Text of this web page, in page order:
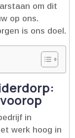
om dit
op ons.​
is ons doel.​
in
werk hoog in